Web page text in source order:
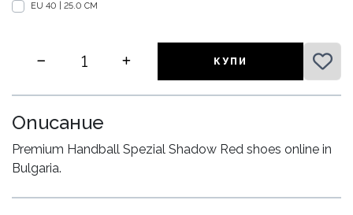
EU 40 | 25.0 CM
КУПИ
Описание
Premium Handball Spezial Shadow Red shoes online in
Bulgaria.